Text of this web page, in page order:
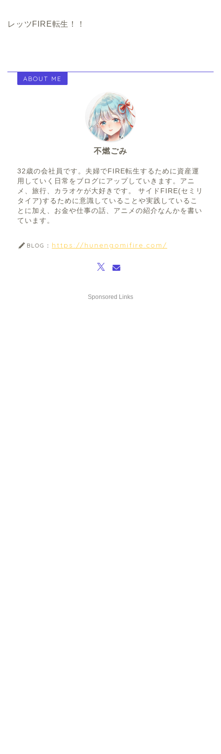
レッツFIRE転生！！
ABOUT ME
不燃ごみ
32歳の会社員です。夫婦でFIRE転生するために資産運
用していく日常をブログにアップしていきます。アニ
メ、旅行、カラオケが大好きです。 サイドFIRE(セミリ
タイア)するために意識していることや実践しているこ
とに加え、お金や仕事の話、アニメの紹介なんかを書い
ています。
BLOG： https://hunengomifire.com/
Sponsored Links